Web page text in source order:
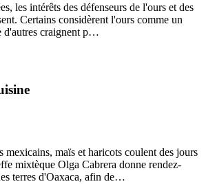
les intérêts des défenseurs de l'ours et des
Certains considèrent l'ours comme un
d'autres craignent p…
mexicains, maïs et haricots coulent des jours
mixtèque Olga Cabrera donne rendez-
terres d'Oaxaca, afin de…